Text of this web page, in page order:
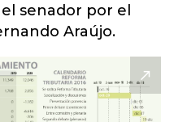
senador por el
Araújo.